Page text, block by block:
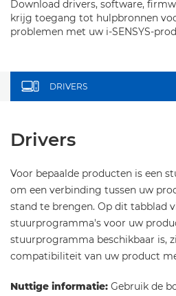
Download drivers, software,
krijg toegang tot hulpbronnen
problemen met uw i-SENSYS-
DRIVERS
Drivers
Voor bepaalde producten is een
om een verbinding tussen uw
stand te brengen. Op dit tabblad
stuurprogramma's voor uw
stuurprogramma beschikbaar is,
compatibiliteit van uw product
Nuttige informatie: Gebruik de